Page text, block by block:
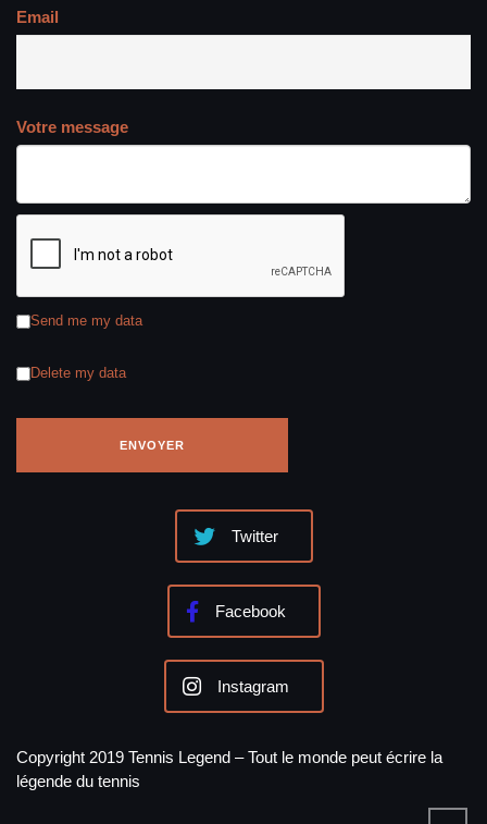
Email
Votre message
Send me my data
Delete my data
Twitter
Facebook
Instagram
Copyright 2019 Tennis Legend – Tout le monde peut écrire la
légende du tennis